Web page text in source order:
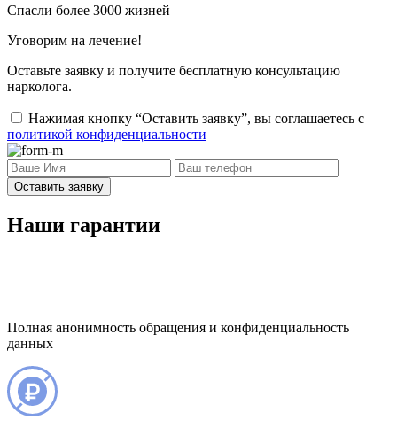
Спасли более 3000 жизней
Уговорим на лечение!
Оставьте заявку и получите бесплатную консультацию
нарколога.
Нажимая кнопку “Оставить заявку”, вы соглашаетесь с
политикой конфиденциальности
Оставить заявку
Наши гарантии
Полная анонимность обращения и конфиденциальность
данных